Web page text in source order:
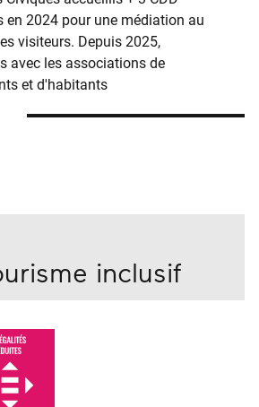
en 2024 pour une médiation au
visiteurs. Depuis 2025,
avec les associations de
et d'habitants
inclusif